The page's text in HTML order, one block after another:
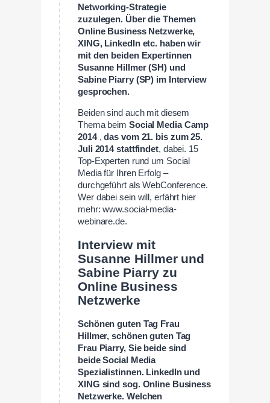
Networking-Strategie
zuzulegen. Über die Themen
Online Business Netzwerke,
XING, LinkedIn etc. haben wir
mit den beiden Expertinnen
Susanne Hillmer (SH) und
Sabine Piarry (SP) im Interview
gesprochen.
Beiden sind auch mit diesem
Thema beim Social Media Camp
2014,das vom 21. bis zum 25.
Juli 2014 stattfindet, dabei. 15
Top-Experten rund um Social
Media für Ihren Erfolg –
durchgeführt als WebConference.
Wer dabei sein will, erfährt hier
mehr: www.social-media-
webinare.de.
Interview mit
Susanne Hillmer und
Sabine Piarry zu
Online Business
Netzwerke
Schönen guten Tag Frau
Hillmer, schönen guten Tag
Frau Piarry, Sie beide sind
beide Social Media
Spezialistinnen. LinkedIn und
XING sind sog. Online Business
Netzwerke. Welchen